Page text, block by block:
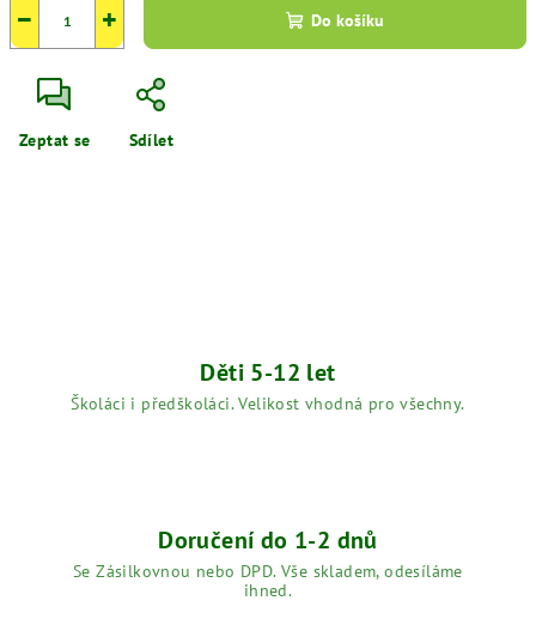
+
− Do košíku
Zeptat se Sdílet
Děti 5-12 let
Školáci i předškoláci. Velikost vhodná pro všechny.
Doručení do 1-2 dnů
Se Zásilkovnou nebo DPD. Vše skladem, odesíláme
ihned.